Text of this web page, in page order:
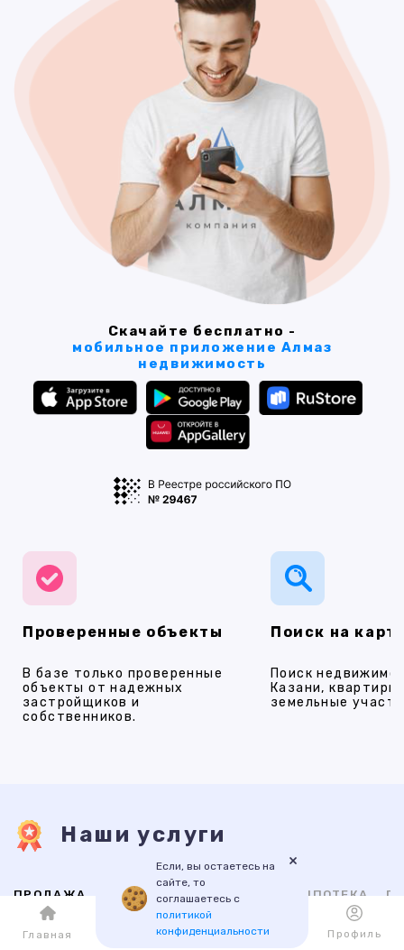
Скачайте бесплатно -
мобильное приложение Алмаз
недвижимость
Проверенные объекты
В базе только проверенные
объекты от надежных
застройщиков и
собственников.
Поиск на
Поиск
Казани,
земельные
Наши услуги
ПРОДАЖА АРЕНДА НОВОСТРОЙКИ ИПОТЕКА
Если, вы остаетесь на
сайте, то
соглашаетесь с
политикой
конфиденциальности
×
Главная Каталог Избранное Профиль